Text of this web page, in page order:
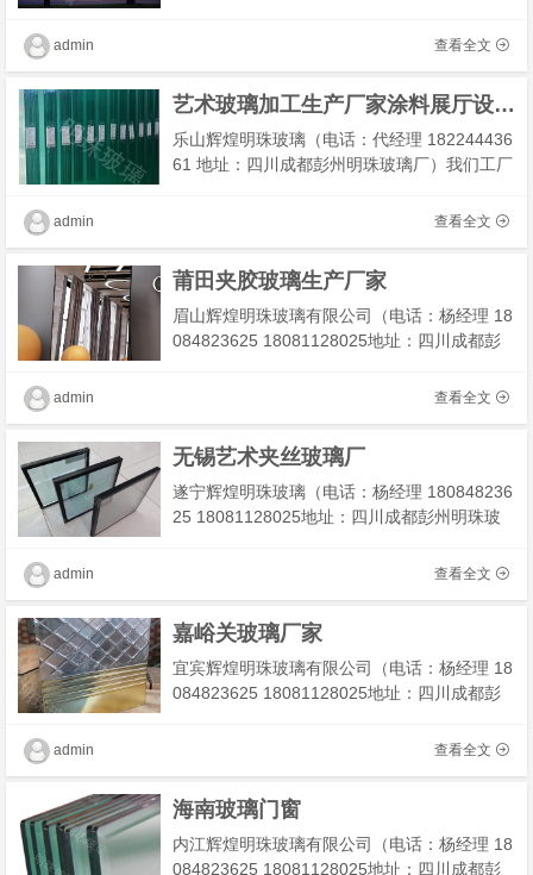
丝玻璃，售楼部夹丝玻璃我们有专业技术团队
查看全文
admin
艺术玻璃加工生产厂家涂料展厅设计效果图
乐山辉煌明珠玻璃（电话：代经理 182244436
61 地址：四川成都彭州明珠玻璃厂）我们工厂
屏风，手工蒂凡尼玻璃我们有专业技术团队为
查看全文
admin
莆田夹胶玻璃生产厂家
眉山辉煌明珠玻璃有限公司（电话：杨经理 18
084823625 18081128025地址：四川成都彭
波纹玻璃,银波纹玻璃我们有专业技术团队为您
查看全文
admin
无锡艺术夹丝玻璃厂
遂宁辉煌明珠玻璃（电话：杨经理 180848236
25 18081128025地址：四川成都彭州明珠玻
丝玻璃，宣纸夹丝玻璃，售楼部夹丝玻璃我们
查看全文
admin
嘉峪关玻璃厂家
宜宾辉煌明珠玻璃有限公司（电话：杨经理 18
084823625 18081128025地址：四川成都彭
风，酒店工艺玻璃，弧形热熔玻璃我们有专业
查看全文
admin
海南玻璃门窗
内江辉煌明珠玻璃有限公司（电话：杨经理 18
084823625 18081128025地址：四川成都彭